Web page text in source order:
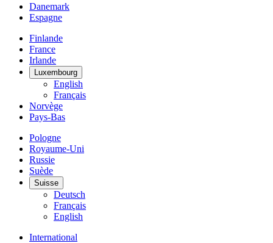
Danemark
Espagne
Finlande
France
Irlande
Luxembourg
English
Français
Norvège
Pays-Bas
Pologne
Royaume-Uni
Russie
Suède
Suisse
Deutsch
Français
English
International